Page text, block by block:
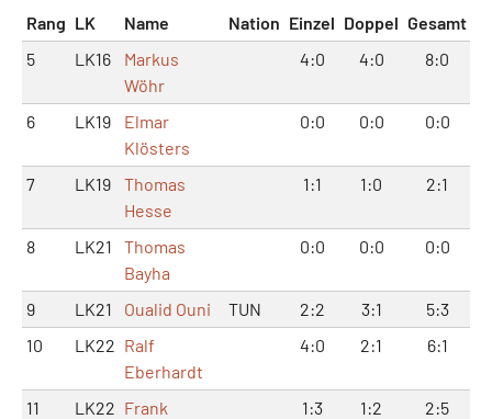
Rang LK Name Nation Einzel Doppel Gesamt
5
LK16
Markus
Wöhr
4:0 4:0 8:0
6 LK19
Elmar
Klösters
0:0 0:0 0:0
7 LK19
Thomas
Hesse
1:1 1:0 2:1
8 LK21
Thomas
Bayha
0:0 0:0 0:0
9 LK21 Oualid Ouni TUN 2:2 3:1
5:3
10
LK22 Ralf
Eberhardt
4:0 2:1 6:1
11 LK22 Frank
1:3 1:2 2:5